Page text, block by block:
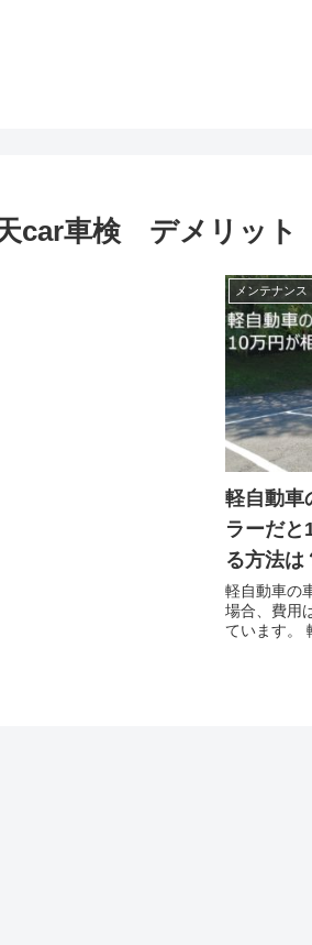
car車検 デメリット
メンテナンス
軽自動車
ラーだと
る方法は
軽自動車の
場合、費用
ています。
は法定費